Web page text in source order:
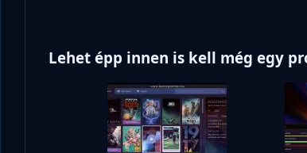
Lehet épp innen is kell még egy